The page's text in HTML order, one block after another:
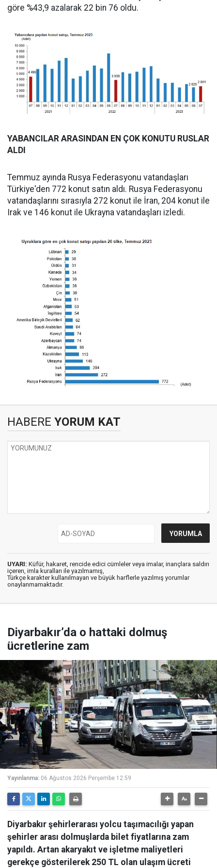
göre %43,9 azalarak 22 bin 76 oldu.
YABANCILAR ARASINDAN EN ÇOK KONUTU RUSLAR
ALDI
Temmuz ayında Rusya Federasyonu vatandaşları
Türkiye'den 772 konut satın aldı. Rusya Federasyonu
vatandaşlarını sırasıyla 272 konut ile İran, 204 konut ile
Irak ve 146 konut ile Ukrayna vatandaşları izledi.
HABERE YORUM KAT
UYARI: Küfür, hakaret, rencide edici cümleler veya imalar, inançlara saldırı
içeren, imla kuralları ile yazılmamış,
Türkçe karakter kullanılmayan ve büyük harflerle yazılmış yorumlar
onaylanmamaktadır.
Diyarbakır’da o hattaki dolmuş
ücretlerine zam
Yayınlanma: 06 Ağustos 2026 Perşembe 12:59
Diyarbakır şehirlerarası yolcu taşımacılığı yapan
şehirler arası dolmuşlarda bilet fiyatlarına zam
yapıldı. Artan akaryakıt ve işletme maliyetleri
gerekçe gösterilerek 250 TL olan ulaşım ücreti